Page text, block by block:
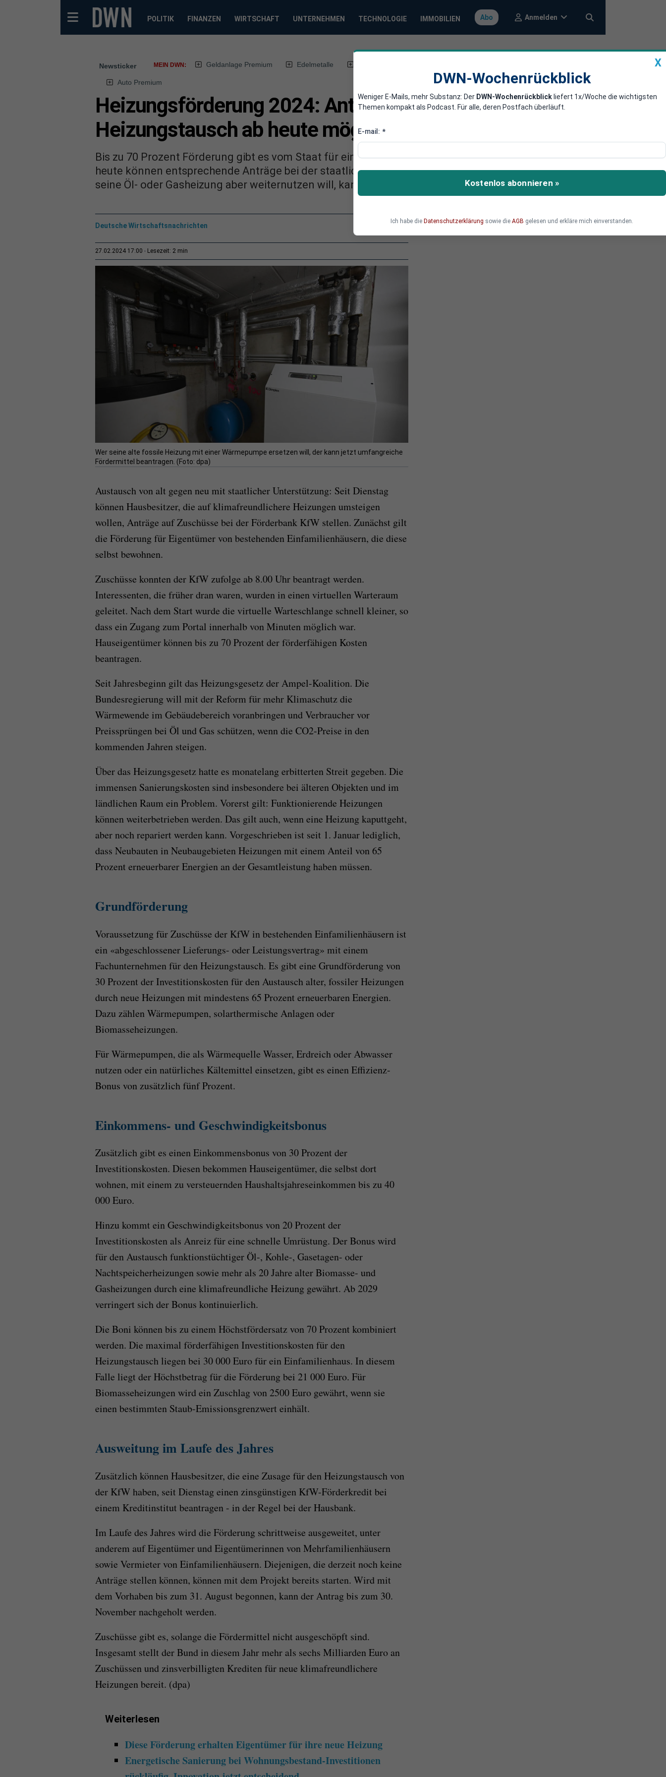
POLITIK FINANZEN WIRTSCHAFT UNTERNEHMEN TECHNOLOGIE IMMOBILIEN Abo Anmelden
Newsticker MEIN DWN: Geldanlage Premium Edelmetalle
Auto Premium
Heizungsförderung 2024: Anträge für den
Heizungstausch ab heute möglich
Bis zu 70 Prozent Förderung gibt es vom Staat für eine neue klimafreundlichere Heizung. Ab
heute können entsprechende Anträge bei der staatlichen Förderbank KfW gestellt werden. Wer
seine Öl- oder Gasheizung aber weiternutzen will, kann dies vorerst noch tun.
Deutsche Wirtschaftsnachrichten
27.02.2024 17:00 Lesezeit: 2 min
Wer seine alte fossile Heizung mit einer Wärmepumpe ersetzen will, der kann jetzt umfangreiche
Fördermittel beantragen. (Foto: dpa)
Austausch von alt gegen neu mit staatlicher Unterstützung: Seit Dienstag
können Hausbesitzer, die auf klimafreundlichere Heizungen umsteigen
wollen, Anträge auf Zuschüsse bei der Förderbank KfW stellen. Zunächst gilt
die Förderung für Eigentümer von bestehenden Einfamilienhäusern, die diese
selbst bewohnen.
Zuschüsse konnten der KfW zufolge ab 8.00 Uhr beantragt werden.
Interessenten, die früher dran waren, wurden in einen virtuellen Warteraum
geleitet. Nach dem Start wurde die virtuelle Warteschlange schnell kleiner, so
dass ein Zugang zum Portal innerhalb von Minuten möglich war.
Hauseigentümer können bis zu 70 Prozent der förderfähigen Kosten
beantragen.
Seit Jahresbeginn gilt das Heizungsgesetz der Ampel-Koalition. Die
Bundesregierung will mit der Reform für mehr Klimaschutz die
Wärmewende im Gebäudebereich voranbringen und Verbraucher vor
Preissprüngen bei Öl und Gas schützen, wenn die CO2-Preise in den
kommenden Jahren steigen.
Über das Heizungsgesetz hatte es monatelang erbitterten Streit gegeben. Die
immensen Sanierungskosten sind insbesondere bei älteren Objekten und im
ländlichen Raum ein Problem. Vorerst gilt: Funktionierende Heizungen
können weiterbetrieben werden. Das gilt auch, wenn eine Heizung kaputtgeht,
aber noch repariert werden kann. Vorgeschrieben ist seit 1. Januar lediglich,
dass Neubauten in Neubaugebieten Heizungen mit einem Anteil von 65
Prozent erneuerbarer Energien an der Gesamtleistung haben müssen.
Grundförderung
Voraussetzung für Zuschüsse der KfW in bestehenden Einfamilienhäusern ist
ein «abgeschlossener Lieferungs- oder Leistungsvertrag» mit einem
Fachunternehmen für den Heizungstausch. Es gibt eine Grundförderung von
30 Prozent der Investitionskosten für den Austausch alter, fossiler Heizungen
durch neue Heizungen mit mindestens 65 Prozent erneuerbaren Energien.
Dazu zählen Wärmepumpen, solarthermische Anlagen oder
Biomasseheizungen.
Für Wärmepumpen, die als Wärmequelle Wasser, Erdreich oder Abwasser
nutzen oder ein natürliches Kältemittel einsetzen, gibt es einen Effizienz-
Bonus von zusätzlich fünf Prozent.
Einkommens- und Geschwindigkeitsbonus
Zusätzlich gibt es einen Einkommensbonus von 30 Prozent der
Investitionskosten. Diesen bekommen Hauseigentümer, die selbst dort
wohnen, mit einem zu versteuernden Haushaltsjahreseinkommen bis zu 40
000 Euro.
Hinzu kommt ein Geschwindigkeitsbonus von 20 Prozent der
Investitionskosten als Anreiz für eine schnelle Umrüstung. Der Bonus wird
für den Austausch funktionstüchtiger Öl-, Kohle-, Gasetagen- oder
Nachtspeicherheizungen sowie mehr als 20 Jahre alter Biomasse- und
Gasheizungen durch eine klimafreundliche Heizung gewährt. Ab 2029
verringert sich der Bonus kontinuierlich.
Die Boni können bis zu einem Höchstfördersatz von 70 Prozent kombiniert
werden. Die maximal förderfähigen Investitionskosten für den
Heizungstausch liegen bei 30 000 Euro für ein Einfamilienhaus. In diesem
Falle liegt der Höchstbetrag für die Förderung bei 21 000 Euro. Für
Biomasseheizungen wird ein Zuschlag von 2500 Euro gewährt, wenn sie
einen bestimmten Staub-Emissionsgrenzwert einhält.
Ausweitung im Laufe des Jahres
Zusätzlich können Hausbesitzer, die eine Zusage für den Heizungstausch von
der KfW haben, seit Dienstag einen zinsgünstigen KfW-Förderkredit bei
einem Kreditinstitut beantragen - in der Regel bei der Hausbank.
Im Laufe des Jahres wird die Förderung schrittweise ausgeweitet, unter
anderem auf Eigentümer und Eigentümerinnen von Mehrfamilienhäusern
sowie Vermieter von Einfamilienhäusern. Diejenigen, die derzeit noch keine
Anträge stellen können, können mit dem Projekt bereits starten. Wird mit
dem Vorhaben bis zum 31. August begonnen, kann der Antrag bis zum 30.
November nachgeholt werden.
Zuschüsse gibt es, solange die Fördermittel nicht ausgeschöpft sind.
Insgesamt stellt der Bund in diesem Jahr mehr als sechs Milliarden Euro an
Zuschüssen und zinsverbilligten Krediten für neue klimafreundlichere
Heizungen bereit. (dpa)
Weiterlesen
Diese Förderung erhalten Eigentümer für ihre neue Heizung
Energetische Sanierung bei Wohnungsbestand-Investitionen
X
DWN-Wochenrückblick
Weniger E-Mails, mehr Substanz: Der DWN-Wochenrückblick liefert 1x/Woche die wichtigsten
Themen kompakt als Podcast. Für alle, deren Postfach überläuft.
E-mail: *
Kostenlos abonnieren »
Ich habe die Datenschutzerklärung sowie die AGB gelesen und erkläre mich einverstanden.